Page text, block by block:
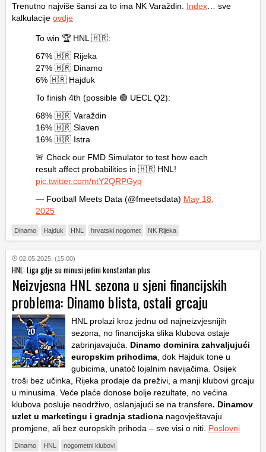
Trenutno najviše šansi za to ima NK Varaždin. Index … sve
kalkulacije ovdje
To win 🏆 HNL 🇭🇷:
67% 🇭🇷 Rijeka
27% 🇭🇷 Dinamo
6% 🇭🇷 Hajduk
To finish 4th (possible 🟢 UECL Q2):
68% 🇭🇷 Varaždin
16% 🇭🇷 Slaven
16% 🇭🇷 Istra
🚨 Check our FMD Simulator to test how each
result affect probabilities in 🇭🇷 HNL!
pic.twitter.com/ntY2QRPGyq
— Football Meets Data (@fmeetsdata) May 18,
2025
Dinamo Hajduk HNL hrvatski nogomet NK Rijeka
02.05.2025. (15:00)
HNL: Liga gdje su minusi jedini konstantan plus
Neizvjesna HNL sezona u sjeni financijskih
problema: Dinamo blista, ostali grcaju
HNL prolazi kroz jednu od najneizvjesnijih
sezona, no financijska slika klubova ostaje
zabrinjavajuća. Dinamo dominira zahvaljujući
europskim prihodima , dok Hajduk tone u
gubicima, unatoč lojalnim navijačima. Osijek
troši bez učinka, Rijeka prodaje da preživi, a manji klubovi grcaju
u minusima. Veće plaće donose bolje rezultate, no većina
klubova posluje neodrživo, oslanjajući se na transfere. Dinamov
uzlet u marketingu i gradnja stadiona nagovještavaju
promjene, ali bez europskih prihoda – sve visi o niti. Poslovni
Dinamo HNL nogometni klubovi